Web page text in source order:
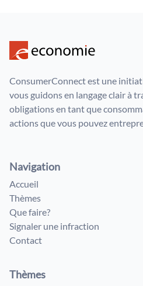
ConsumerConnect est une
vous guidons en langage clair à
obligations en tant que
actions que vous pouvez
Navigation
Accueil
Thèmes
Que faire?
Signaler une infraction
Contact
Thèmes